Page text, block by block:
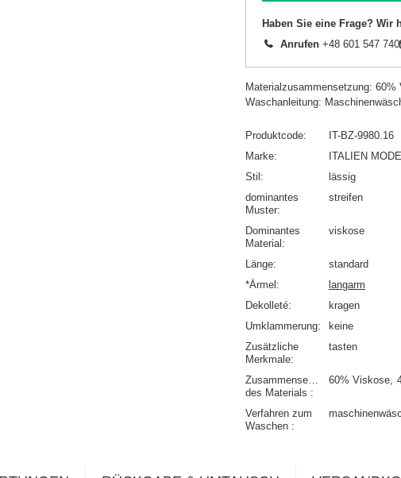
Haben Sie eine Frage? Wir
Anrufen +48 601 547 740
Materialzusammensetzung:
Waschanleitung:
Produktcode
IT-BZ-9980.16
Marke
ITALIEN MODE
Stil
lässig
dominantes
Muster
streifen
Dominantes
Material
viskose
Länge
standard
*Ärmel
langarm
Dekolleté
kragen
Umklammerung
keine
Zusätzliche
Merkmale
tasten
Zusammensetzung
des Materials
60% Viskose
Verfahren zum
Waschen